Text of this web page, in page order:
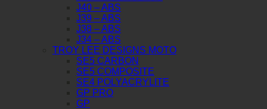
J40 – ABS
J39 – ABS
J38 – ABS
J34 – ABS
TROY LEE DESIGNS MOTO
SE5 CARBON
SE5 COMPOSITE
SE4 POLYACRYLITE
GP PRO
GP